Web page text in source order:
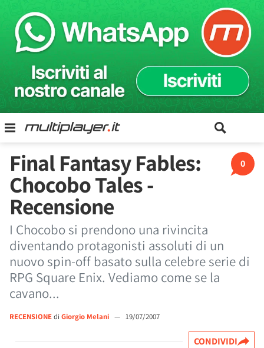
0
Final Fantasy Fables:
Chocobo Tales -
Recensione
I Chocobo si prendono una rivincita
diventando protagonisti assoluti di un
nuovo spin-off basato sulla celebre serie di
RPG Square Enix. Vediamo come se la
cavano...
RECENSIONEdi Giorgio Melani — 19/07/2007
CONDIVIDI